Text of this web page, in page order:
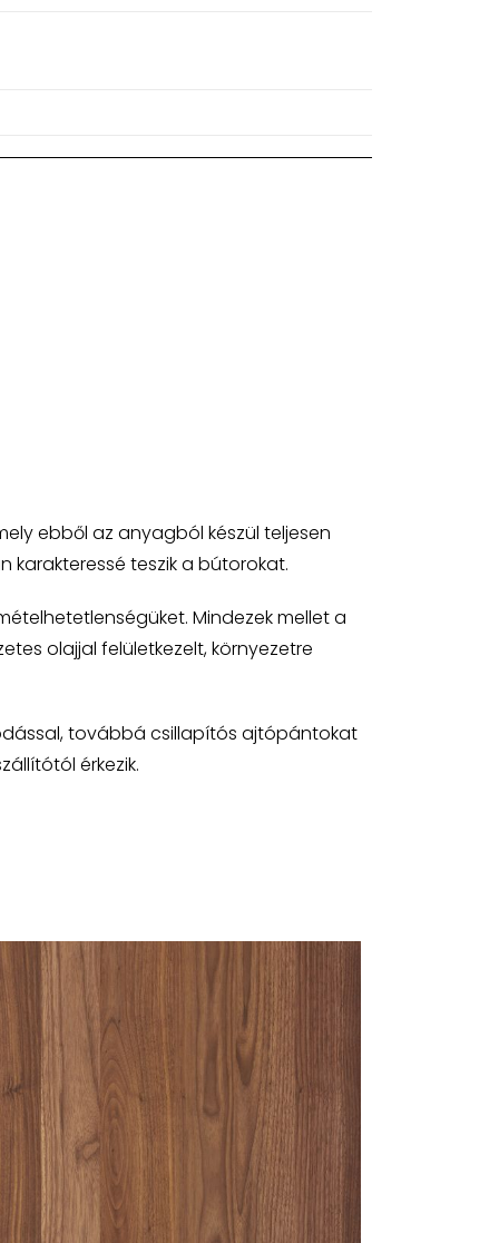
ebből az anyagból készül teljesen
karakteressé teszik a bútorokat.
Mindezek mellet a
olajjal felületkezelt, környezetre
továbbá csillapítós ajtópántokat
érkezik.